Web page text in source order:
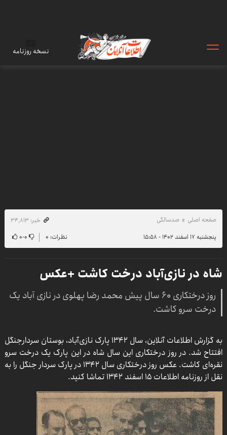
نسخه روزنامه
صفحه اصلی صدسالگی
خبر: ۳۴٬۸۱۳
پنجشنبه ۱۷ اسفند ۱۴۰۲ - ۱۵:۵۸
نظرات: ۰ ۰-۰
شاه در نازی‌آباد درخت کاشت +عکس
روز درختکاری ۶۰ سال پیش محمد رضا پهلوی در نازی آباد یک
درخت سرو کاشت.
به گزارش اطلاعات آنلاین، سال ۱۳۴۲ پارک نازی‌آباد، بوستان سردارجنگل
افتتاح شد. در روز درختکاری این سال شاه در این پارک یک درخت سرو
نقره‌ای کاشت. عکس روز درختکاری سال ۱۳۴۲ در پارک سردار جنگل را به
نقل از روزنامه اطلاعات ۱۵ اسفند ۱۳۴۲ تماشا کنید.